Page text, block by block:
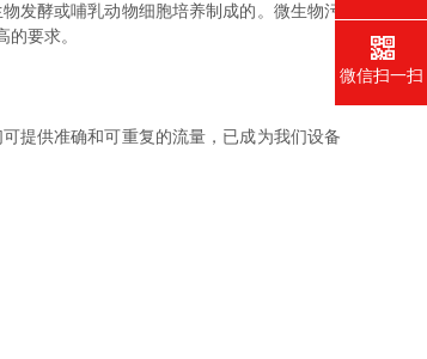
酵或哺乳动物细胞培养制成的。微生物污
要求。
提供准确和可重复的流量，已成为我们设备
微信扫一扫